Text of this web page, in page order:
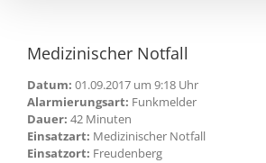
Medizinischer Notfall
Datum: 01.09.2017 um 9:18 Uhr
Alarmierungsart: Funkmelder
Dauer: 42 Minuten
Einsatzart: Medizinischer Notfall
Einsatzort: Freudenberg